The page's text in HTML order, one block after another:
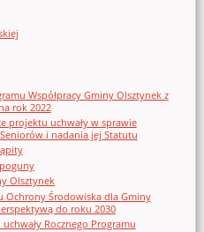
Współpracy Gminy Olsztynek z
rok 2022
projektu uchwały w sprawie
i nadania jej Statutu
Olsztynek
Ochrony Środowiska dla Gminy
do roku 2030
Rocznego Programu